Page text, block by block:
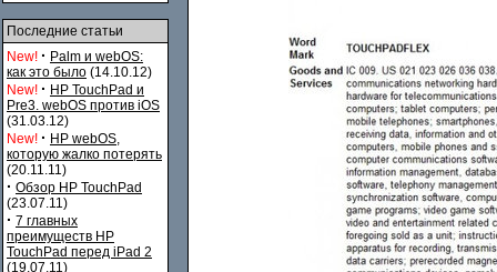
Последние статьи
New! · Palm и webOS:
как это было (14.10.12)
New! · HP TouchPad и
Pre3. webOS против iOS
(31.03.12)
New! · HP webOS,
которую жалко потерять
(20.11.11)
· Обзор HP TouchPad
(23.07.11)
· 7 главных
преимуществ HP
TouchPad перед iPad 2
(19.07.11)